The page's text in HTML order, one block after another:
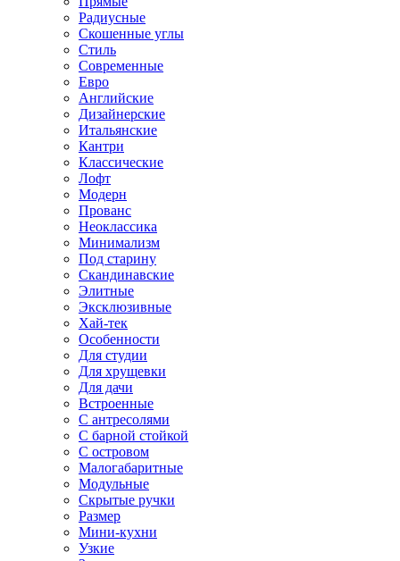
Радиусные
Скошенные углы
Стиль
Современные
Евро
Английские
Дизайнерские
Итальянские
Кантри
Классические
Лофт
Модерн
Прованс
Неоклассика
Минимализм
Под старину
Скандинавские
Элитные
Эксклюзивные
Хай-тек
Особенности
Для студии
Для хрущевки
Для дачи
Встроенные
С антресолями
С барной стойкой
С островом
Малогабаритные
Модульные
Скрытые ручки
Размер
Мини-кухни
Узкие